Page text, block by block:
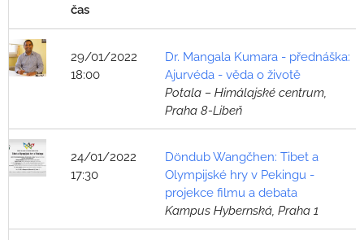
čas
29/01/2022
18:00
Dr. Mangala Kumara - přednáška:
Ajurvéda - věda o životě
Potala – Himálajské centrum,
Praha 8-Libeň
24/01/2022
17:30
Döndub Wangčhen: Tibet a
Olympijské hry v Pekingu -
projekce filmu a debata
Kampus Hybernská, Praha 1